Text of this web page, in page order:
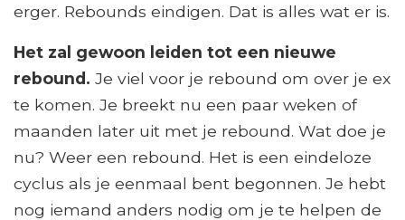
erger. Rebounds eindigen. Dat is alles wat er is.
Het zal gewoon leiden tot een nieuwe
rebound. Je viel voor je rebound om over je ex
te komen. Je breekt nu een paar weken of
maanden later uit met je rebound. Wat doe je
nu? Weer een rebound. Het is een eindeloze
cyclus als je eenmaal bent begonnen. Je hebt
nog iemand anders nodig om je te helpen de